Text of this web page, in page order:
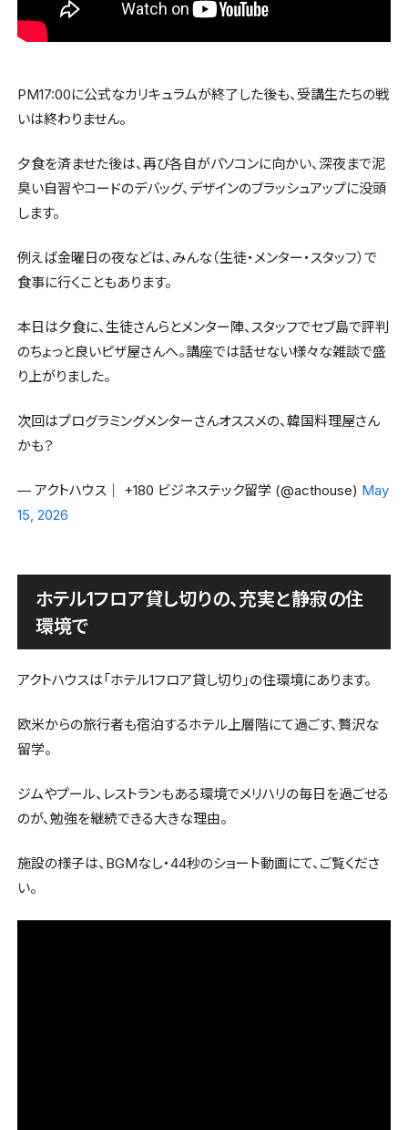
PM17:00に公式なカリキュラムが終了した後も、受講生たちの戦
いは終わりません。
夕食を済ませた後は、再び各自がパソコンに向かい、深夜まで泥
臭い自習やコードのデバッグ、デザインのブラッシュアップに没頭
します。
例えば金曜日の夜などは、みんな（生徒・メンター・スタッフ）で
食事に行くこともあります。
本日は夕食に、生徒さんらとメンター陣、スタッフでセブ島で評判
のちょっと良いピザ屋さんへ。講座では話せない様々な雑談で盛
り上がりました。
次回はプログラミングメンターさんオススメの、韓国料理屋さん
かも？
— アクトハウス│ +180 ビジネステック留学 (@acthouse) May
15, 2026
ホテル1フロア貸し切りの、充実と静寂の住
環境で
アクトハウスは「ホテル1フロア貸し切り」の住環境にあります。
欧米からの旅行者も宿泊するホテル上層階にて過ごす、贅沢な
留学。
ジムやプール、レストランもある環境でメリハリの毎日を過ごせる
のが、勉強を継続できる大きな理由。
施設の様子は、BGMなし・44秒のショート動画にて、ご覧くださ
い。